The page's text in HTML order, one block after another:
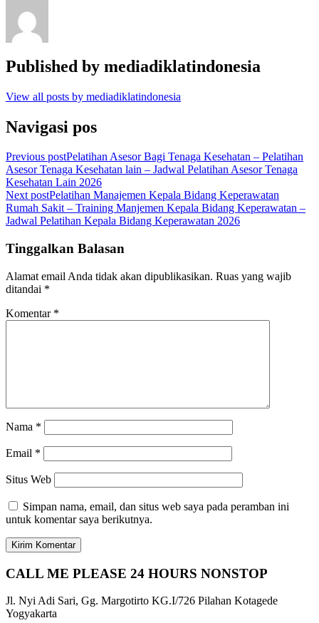
Published by mediadiklatindonesia
View all posts by mediadiklatindonesia
Navigasi pos
Previous postPelatihan Asesor Bagi Tenaga Kesehatan – Pelatihan
Asesor Tenaga Kesehatan lain – Jadwal Pelatihan Asesor Tenaga
Kesehatan Lain 2026
Next postPelatihan Manajemen Kepala Bidang Keperawatan
Rumah Sakit – Training Manjemen Kepala Bidang Keperawatan –
Jadwal Pelatihan Kepala Bidang Keperawatan 2026
Tinggalkan Balasan
Alamat email Anda tidak akan dipublikasikan. Ruas yang wajib
ditandai *
Komentar *
Nama *
Email *
Situs Web
Simpan nama, email, dan situs web saya pada peramban ini
untuk komentar saya berikutnya.
CALL ME PLEASE 24 HOURS NONSTOP
Jl. Nyi Adi Sari, Gg. Margotirto KG.I/726 Pilahan Kotagede
Yogyakarta